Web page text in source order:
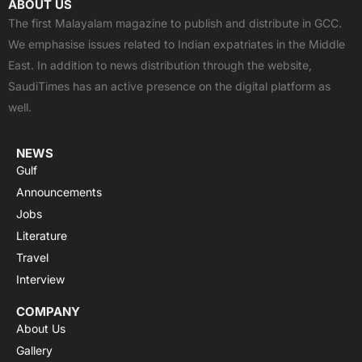
e
b
o
o
k
w
i
t
t
e
t
u
b
e
t
s
a
p
p
t
a
g
r
a
ABOUT US
The first Malayalam magazine to publish and distribute in GCC.
We emphasise issues related to Indian expatriates in the Middle
East. In addition to news distribution through the website,
SaudiTimes has an active presence on the digital platform as
well.
NEWS
Gulf
Announcements
Jobs
Literature
Travel
Interview
COMPANY
About Us
Gallery